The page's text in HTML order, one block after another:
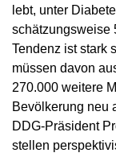
lebt, unter
schätzungsweise
Tendenz ist stark
müssen davon
270.000 weitere
Bevölkerung neu
DDG-Präsident
stellen